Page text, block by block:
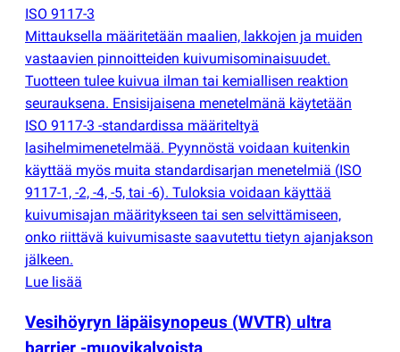
ISO 9117-3
Mittauksella määritetään maalien, lakkojen ja muiden
vastaavien pinnoitteiden kuivumisominaisuudet.
Tuotteen tulee kuivua ilman tai kemiallisen reaktion
seurauksena. Ensisijaisena menetelmänä käytetään
ISO 9117-3 -standardissa määriteltyä
lasihelmimenetelmää. Pyynnöstä voidaan kuitenkin
käyttää myös muita standardisarjan menetelmiä (ISO
9117-1, -2, -4, -5, tai -6). Tuloksia voidaan käyttää
kuivumisajan määritykseen tai sen selvittämiseen,
onko riittävä kuivumisaste saavutettu tietyn ajanjakson
jälkeen.
Lue lisää
Vesihöyryn läpäisynopeus (WVTR) ultra